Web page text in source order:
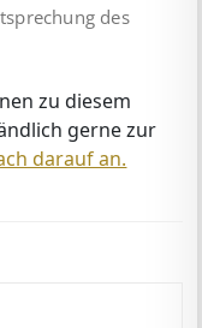
des
zu diesem
gerne zur
darauf an.